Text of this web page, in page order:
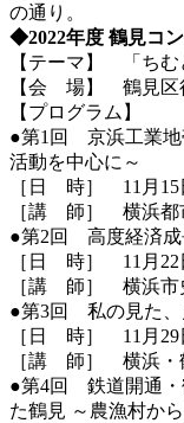
の通り。
◆2022年度 鶴見コ
【テーマ】 「ちむ
【会 場】 鶴見区
【プログラム】
●第1回 京浜工業地
活動を中心に～
［日 時］ 11月15
［講 師］ 横浜都
●第2回 高度経済成
［日 時］ 11月22
［講 師］ 横浜市
●第3回 私の見た、
［日 時］ 11月29
［講 師］ 横浜・
●第4回 鉄道開通・
た鶴見 ～農漁村か